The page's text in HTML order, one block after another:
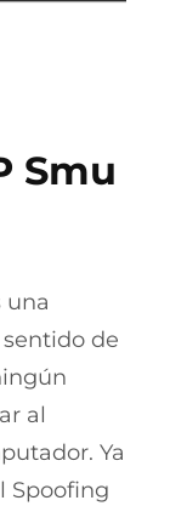
Smu
una
de
al
Ya
Spoofing